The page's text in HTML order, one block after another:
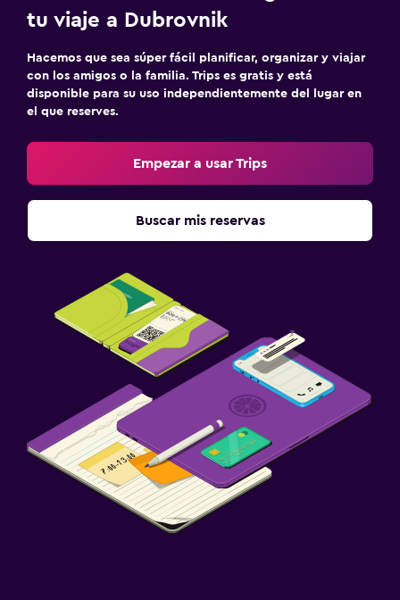
tu viaje a Dubrovnik
Hacemos que sea súper fácil planificar, organizar y viajar
con los amigos o la familia. Trips es gratis y está
disponible para su uso independientemente del lugar en
el que reserves.
Empezar a usar Trips
Buscar mis reservas